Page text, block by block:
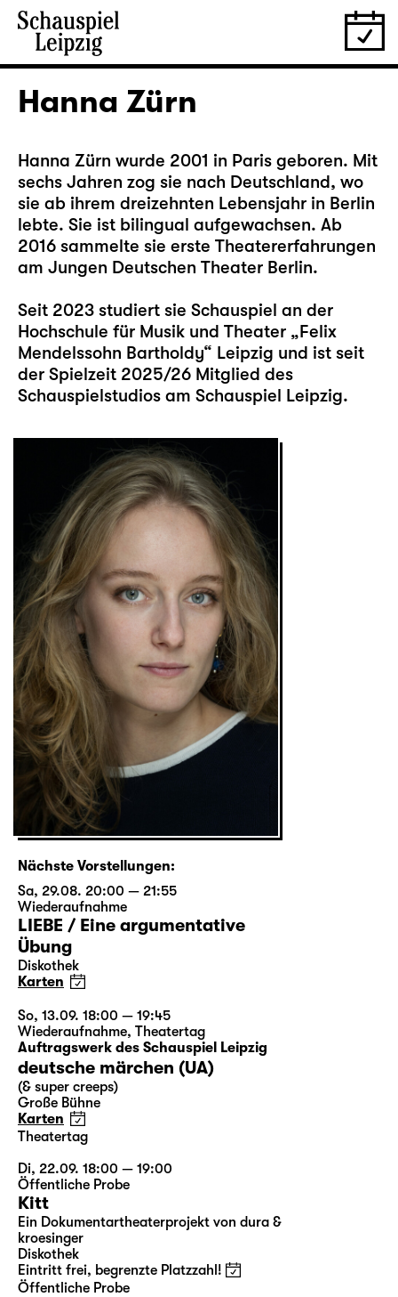
Hanna Zürn
Hanna Zürn wurde 2001 in Paris geboren. Mit
sechs Jahren zog sie nach Deutschland, wo
sie ab ihrem dreizehnten Lebensjahr in Berlin
lebte. Sie ist bilingual aufgewachsen. Ab
2016 sammelte sie erste Theatererfahrungen
am Jungen Deutschen Theater Berlin.
Seit 2023 studiert sie Schauspiel an der
Hochschule für Musik und Theater „Felix
Mendelssohn Bartholdy“ Leipzig und ist seit
der Spielzeit 2025/26 Mitglied des
Schauspielstudios am Schauspiel Leipzig.
Nächste Vorstellungen:
Sa, 29.08. 20:00 — 21:55
Wiederaufnahme
LIEBE / Eine argumentative
Übung
Diskothek
Karten
So, 13.09. 18:00 — 19:45
Wiederaufnahme, Theatertag
Auftragswerk des Schauspiel Leipzig
deutsche märchen (UA)
(& super creeps)
Große Bühne
Karten
Theatertag
Di, 22.09. 18:00 — 19:00
Öffentliche Probe
Kitt
Ein Dokumentartheaterprojekt von dura &
kroesinger
Diskothek
Eintritt frei, begrenzte Platzzahl!
Öffentliche Probe